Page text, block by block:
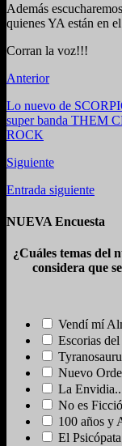
Además
quienes YA están en
Corran la voz!!!
Anterior
Lo nuevo de
super banda THEM
ROCK
Siguiente
Entrada siguiente
NUEVA Encuesta
¿Cuáles temas del
considera que
Vendí mí
Escorias
Nuevo
La
No es
100 años y
El Psicópata